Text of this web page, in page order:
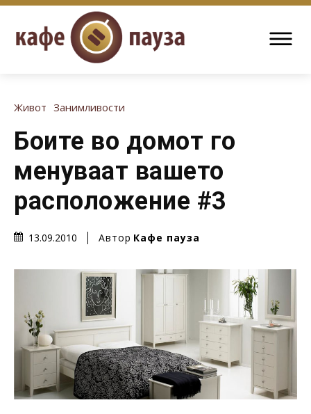
Живот Занимливости
Боите во домот го
менуваат вашето
расположение #3
13.09.2010 Автор Кафе пауза